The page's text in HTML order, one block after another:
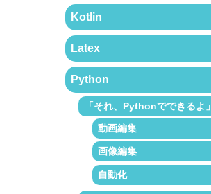
Kotlin
Latex
Python
「それ、Pythonでできるよ」
動画編集
画像編集
自動化